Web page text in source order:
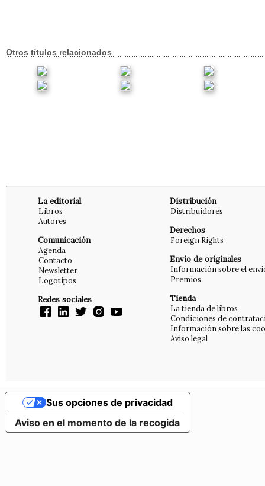
Otros títulos relacionados
La editorial
Libros
Autores
Comunicación
Agenda
Contacto
Newsletter
Logotipos
Redes sociales
Distribución
Distribuidores
Derechos
Foreign Rights
Envío de originales
Información sobre el
Premios
Tienda
La tienda de libros
Condiciones de
Información sobre las
Aviso legal
Aviso en el momento de la recogida
Sus opciones de privacidad